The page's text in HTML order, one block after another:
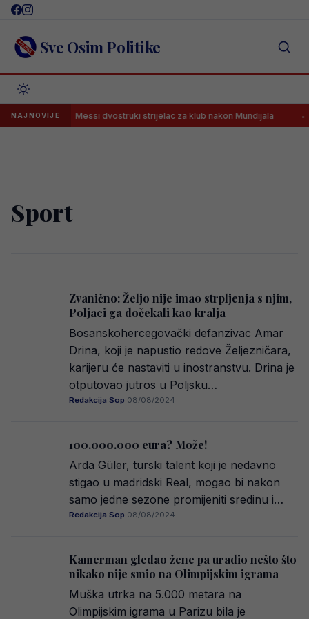
Skip
content Sve Osim Politike
NAJNOVIJE
damu Messi dvostruki strijelac za klub nakon Mundijala
Sport
Zvanično: Željo nije imao strpljenja s njim,
Poljaci ga dočekali kao kralja
Bosanskohercegovački defanzivac Amar
Drina, koji je napustio redove Željezničara,
karijeru će nastaviti u inostranstvu. Drina je
otputovao jutros u Poljsku…
Redakcija Sop·08/08/2024
100.000.000 eura? Može!
Arda Güler, turski talent koji je nedavno
stigao u madridski Real, mogao bi nakon
samo jedne sezone promijeniti sredinu i…
Redakcija Sop·08/08/2024
Kamerman gledao žene pa uradio nešto što
nikako nije smio na Olimpijskim igrama
Muška utrka na 5.000 metara na
Olimpijskim igrama u Parizu bila je